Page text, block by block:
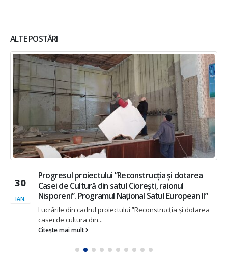
ALTE POSTĂRI
30
IAN.
Progresul proiectului ”Reconstrucția și dotarea
Casei de Cultură din satul Ciorești, raionul
Nisporeni”. Programul Național Satul European II”
Lucrările din cadrul proiectului ”Reconstrucția și dotarea
casei de cultura din...
Citește mai mult